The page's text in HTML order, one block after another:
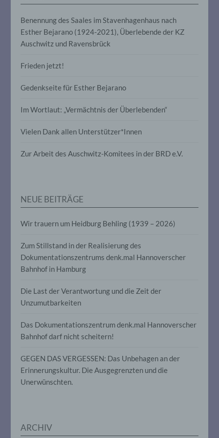
Benennung des Saales im Stavenhagenhaus nach
Esther Bejarano (1924-2021), Überlebende der KZ
Auschwitz und Ravensbrück
Frieden jetzt!
Gedenkseite für Esther Bejarano
Im Wortlaut: „Vermächtnis der Überlebenden“
Vielen Dank allen Unterstützer*Innen
Zur Arbeit des Auschwitz-Komitees in der BRD e.V.
NEUE BEITRÄGE
Wir trauern um Heidburg Behling (1939 – 2026)
Zum Stillstand in der Realisierung des
Dokumentationszentrums denk.mal Hannoverscher
Bahnhof in Hamburg
Die Last der Verantwortung und die Zeit der
Unzumutbarkeiten
Das Dokumentationszentrum denk.mal Hannoverscher
Bahnhof darf nicht scheitern!
GEGEN DAS VERGESSEN: Das Unbehagen an der
Erinnerungskultur. Die Ausgegrenzten und die
Unerwünschten.
ARCHIV
Profiling ist jede Art der automatisierten
Verarbeitung personenbezogener Daten,
werden, um bestimmte persönliche
Person beziehen, zu bewerten,
Arbeitsleistung, wirtschaftlicher Lage,
Gesundheit, persönlicher Vorlieben,
Aufenthaltsort oder Ortswechsel dieser
Pseudonymisierung ist die Verarbeitung
auf welche die personenbezogenen Daten
ohne Hinzuziehung zusätzlicher
spezifischen betroffenen Person
zugeordnet werden können, sofern diese
aufbewahrt werden und technischen und
unterliegen, die gewährleisten, dass die
personenbezogenen Daten nicht einer
identifizierten oder identifizierbaren
Verarbeitung Verantwortlicher
Verantwortlicher oder für die Verarbeitung
und Mittel der Verarbeitung von
personenbezogenen Daten entscheidet.